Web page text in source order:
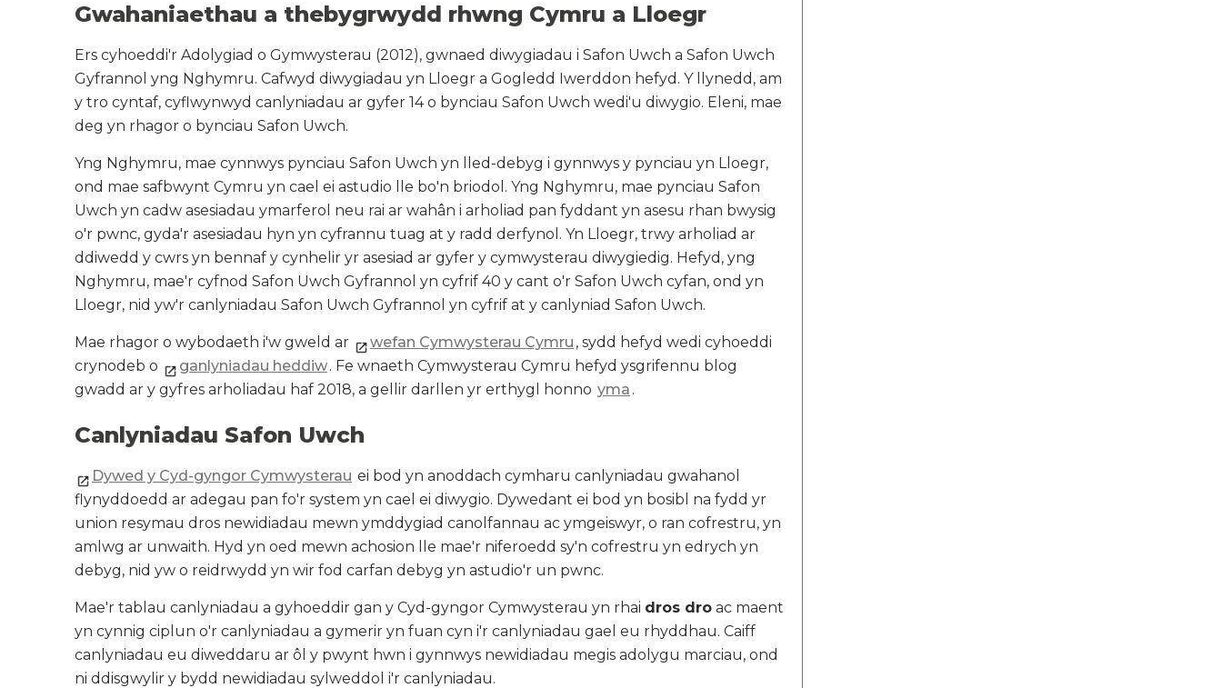
Gwahaniaethau a thebygrwydd rhwng Cymru a Lloegr
Ers cyhoeddi'r Adolygiad o Gymwysterau (2012), gwnaed diwygiadau i Safon Uwch a Safon Uwch
Gyfrannol yng Nghymru. Cafwyd diwygiadau yn Lloegr a Gogledd Iwerddon hefyd. Y llynedd, am
y tro cyntaf, cyflwynwyd canlyniadau ar gyfer 14 o bynciau Safon Uwch wedi'u diwygio. Eleni, mae
deg yn rhagor o bynciau Safon Uwch.
Yng Nghymru, mae cynnwys pynciau Safon Uwch yn lled-debyg i gynnwys y pynciau yn Lloegr,
ond mae safbwynt Cymru yn cael ei astudio lle bo'n briodol. Yng Nghymru, mae pynciau Safon
Uwch yn cadw asesiadau ymarferol neu rai ar wahân i arholiad pan fyddant yn asesu rhan bwysig
o'r pwnc, gyda'r asesiadau hyn yn cyfrannu tuag at y radd derfynol. Yn Lloegr, trwy arholiad ar
ddiwedd y cwrs yn bennaf y cynhelir yr asesiad ar gyfer y cymwysterau diwygiedig. Hefyd, yng
Nghymru, mae'r cyfnod Safon Uwch Gyfrannol yn cyfrif 40 y cant o'r Safon Uwch cyfan, ond yn
Lloegr, nid yw'r canlyniadau Safon Uwch Gyfrannol yn cyfrif at y canlyniad Safon Uwch.
Mae rhagor o wybodaeth i'w gweld ar wefan Cymwysterau Cymru , sydd hefyd wedi cyhoeddi
crynodeb o
ganlyniadau heddiw. Fe wnaeth Cymwysterau Cymru hefyd ysgrifennu blog
gwadd ar y gyfres arholiadau haf 2018, a gellir darllen yr erthygl honno yma .
Canlyniadau Safon Uwch
Dywed y Cyd-gyngor Cymwysterau ei bod yn anoddach cymharu canlyniadau gwahanol
flynyddoedd ar adegau pan fo'r system yn cael ei diwygio. Dywedant ei bod yn bosibl na fydd yr
union resymau dros newidiadau mewn ymddygiad canolfannau ac ymgeiswyr, o ran cofrestru, yn
amlwg ar unwaith. Hyd yn oed mewn achosion lle mae'r niferoedd sy'n cofrestru yn edrych yn
debyg, nid yw o reidrwydd yn wir fod carfan debyg yn astudio'r un pwnc.
Mae'r tablau canlyniadau a gyhoeddir gan y Cyd-gyngor Cymwysterau yn rhai dros dro ac maent
yn cynnig ciplun o'r canlyniadau a gymerir yn fuan cyn i'r canlyniadau gael eu rhyddhau. Caiff
canlyniadau eu diweddaru ar ôl y pwynt hwn i gynnwys newidiadau megis adolygu marciau, ond
ni ddisgwylir y bydd newidiadau sylweddol i'r canlyniadau.